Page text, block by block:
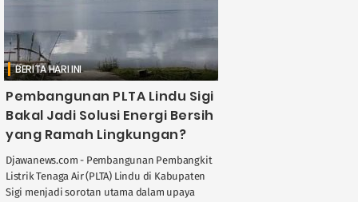
BERITA HARI INI
Pembangunan PLTA Lindu Sigi
Bakal Jadi Solusi Energi Bersih
yang Ramah Lingkungan?
Djawanews.com - Pembangunan Pembangkit
Listrik Tenaga Air (PLTA) Lindu di Kabupaten
Sigi menjadi sorotan utama dalam upaya